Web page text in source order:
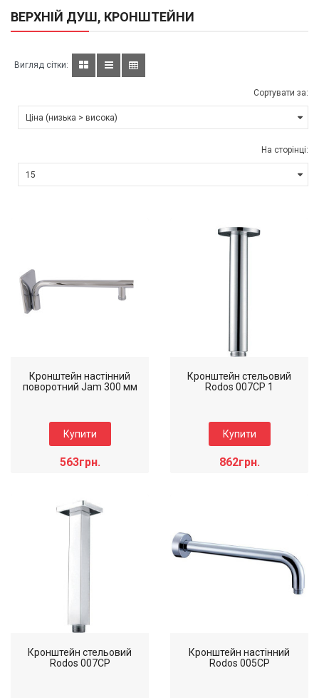
ВЕРХНІЙ ДУШ, КРОНШТЕЙНИ
Вигляд сітки:
Сортувати за:
На сторінці:
Кронштейн настінний
поворотний Jam 300 мм
Купити
563грн.
Колір виробу: Хром
Кронштейн стельовий
Rodos 007CP 1
Купити
862грн.
Кронштейн стельовий
Rodos 007CP
Кронштейн настінний
Rodos 005CP